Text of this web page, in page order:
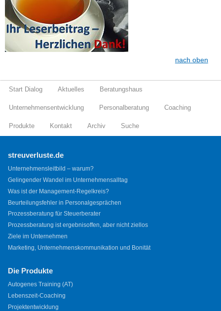
nach oben
Start Dialog Aktuelles Beratungshaus
Unternehmensentwicklung Personalberatung Coaching
Produkte Kontakt Archiv Suche
streuverluste.de
Unternehmensleitbild – warum?
Gelingender Wandel im Unternehmensalltag
Was ist der Management-Regelkreis?
Beurteilungsfehler in Personalgesprächen
Prozessberatung für Steuerberater
Prozessberatung ist ergebnisoffen, aber nicht ziellos
Ziele im Unternehmen
Marketing, Unternehmenskommunikation und Bonität
Die Produkte
Autogenes Training (AT)
Lebenszeit-Coaching
Projektentwicklung